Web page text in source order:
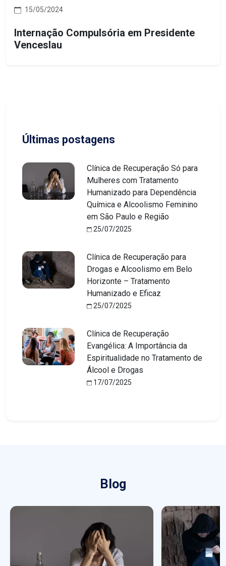
15/05/2024
Internação Compulsória em Presidente
Venceslau
Últimas postagens
Clínica de Recuperação Só para
Mulheres com Tratamento
Humanizado para Dependência
Química e Alcoolismo Feminino
em São Paulo e Região
25/07/2025
Clínica de Recuperação para
Drogas e Alcoolismo em Belo
Horizonte – Tratamento
Humanizado e Eficaz
25/07/2025
Clínica de Recuperação
Evangélica: A Importância da
Espiritualidade no Tratamento de
Álcool e Drogas
17/07/2025
Blog